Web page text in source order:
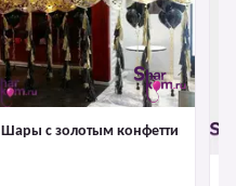
Шары с золотым конфетти